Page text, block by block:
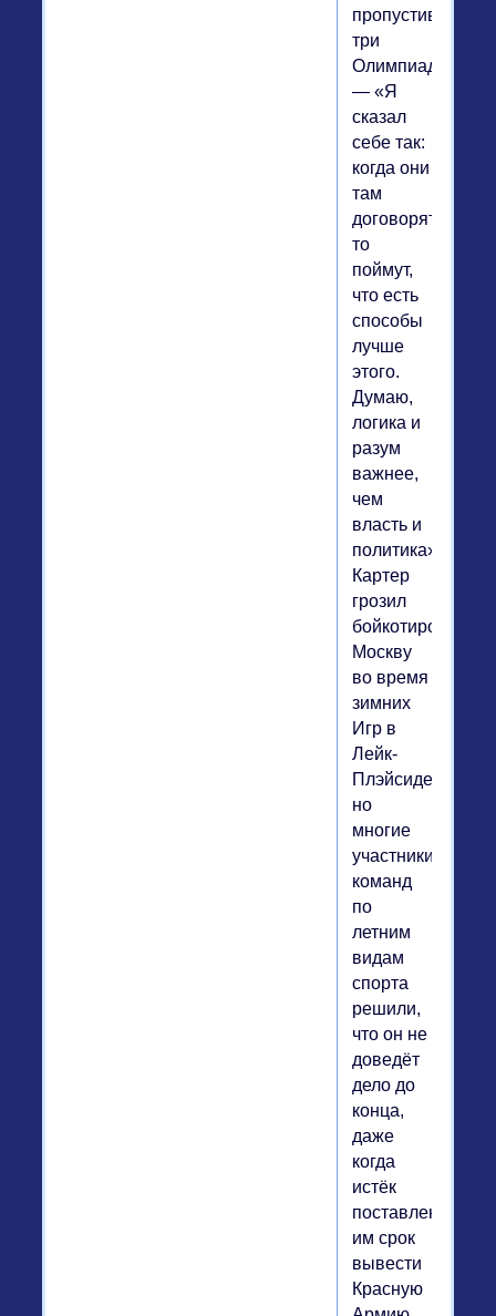
пропустивший
три
Олимпиады.
— «Я
сказал
себе так:
когда они
там
договорятся,
то
поймут,
что есть
способы
лучше
этого.
Думаю,
логика и
разум
важнее,
чем
власть и
политика».
Картер
грозил
бойкотировать
Москву
во время
зимних
Игр в
Лейк-
Плэйсиде,
но
многие
участники
команд
по
летним
видам
спорта
решили,
что он не
доведёт
дело до
конца,
даже
когда
истёк
поставленный
им срок
вывести
Красную